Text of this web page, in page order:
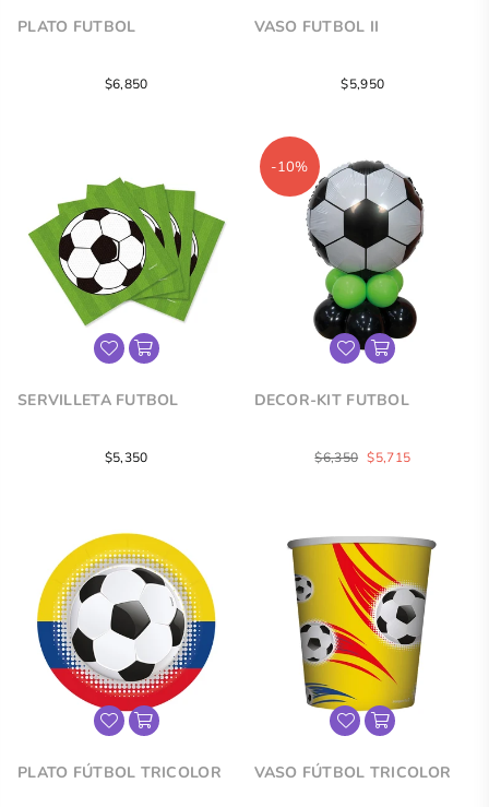
PLATO FUTBOL
Precio
$6,850
VASO FUTBOL II
Precio
$5,950
SERVILLETA FUTBOL
Precio
$5,350
-10%
DECOR-KIT FUTBOL
Precio
$6,350 $5,715
PLATO FÚTBOL TRICOLOR VASO FÚTBOL TRICOLOR